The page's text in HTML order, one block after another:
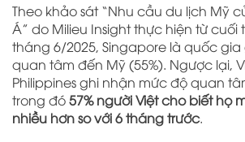
Theo khảo sát “Nhu cầu du lịch Mỹ
Á” do Milieu Insight thực hiện từ
tháng 6/2025, Singapore là quốc
quan tâm đến Mỹ (55%). Ngược lại,
Philippines ghi nhận mức độ quan
trong đó57% người Việt cho biết họ
nhiều hơn so với 6 tháng trước.